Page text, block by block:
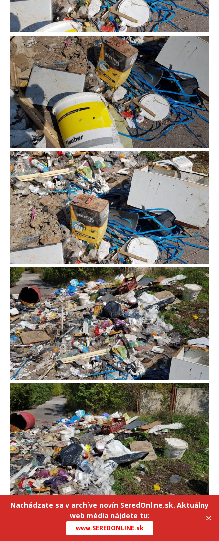
Nachádzate sa v archíve novín SeredOnline.sk. Aktuálny
web média nájdete tu:
www.SEREDONLINE.sk
✕